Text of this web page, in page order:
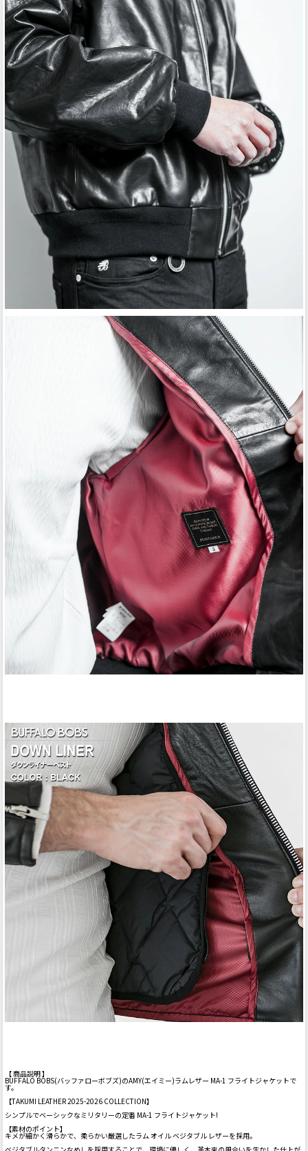
【 商品説明 】
BUFFALO BOBS(バッファローボブズ)のAMY(エイミー)ラムレザー MA-1 フライトジャケットで
す。
【TAKUMI LEATHER 2025-2026 COLLECTION】
シンプルでベーシックなミリタリーの定番 MA-1 フライトジャケット!
【素材のポイント】
キメが細かく滑らかで、柔らかい厳選したラム オイル ベジタブル レザーを採用。